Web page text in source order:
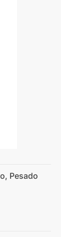
, Pesado